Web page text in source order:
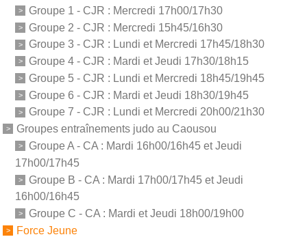
Groupe 1 - CJR : Mercredi 17h00/17h30
Groupe 2 - CJR : Mercredi 15h45/16h30
Groupe 3 - CJR : Lundi et Mercredi 17h45/18h30
Groupe 4 - CJR : Mardi et Jeudi 17h30/18h15
Groupe 5 - CJR : Lundi et Mercredi 18h45/19h45
Groupe 6 - CJR : Mardi et Jeudi 18h30/19h45
Groupe 7 - CJR : Lundi et Mercredi 20h00/21h30
Groupes entraînements judo au Caousou
Groupe A - CA : Mardi 16h00/16h45 et Jeudi
17h00/17h45
Groupe B - CA : Mardi 17h00/17h45 et Jeudi
16h00/16h45
Groupe C - CA : Mardi et Jeudi 18h00/19h00
Force Jeune